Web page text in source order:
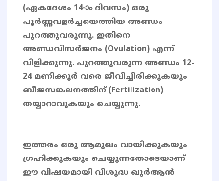
(ഏകദേശം 14-ാം ദിവസം) ഒരു
പൂർണ്ണവളർച്ചയെത്തിയ അണ്ഡം
പുറത്തുവരുന്നു. ഇതിനെ
അണ്ഡവിസർജനം (Ovulation) എന്ന്
വിളിക്കുന്നു. പുറത്തുവരുന്ന അണ്ഡം 12-
24 മണിക്കൂർ വരെ ജീവിച്ചിരിക്കുകയും
ബീജസങ്കലനത്തിന് (Fertilization)
തയ്യാറാവുകയും ചെയ്യുന്നു.
ഇത്തരം ഒരു ആമുഖം വായിക്കുകയും
ഗ്രഹിക്കുകയും ചെയ്യുന്നതോടെയാണ്
ഈ വിഷയമായി വിശുദ്ധ ഖുർആൻ